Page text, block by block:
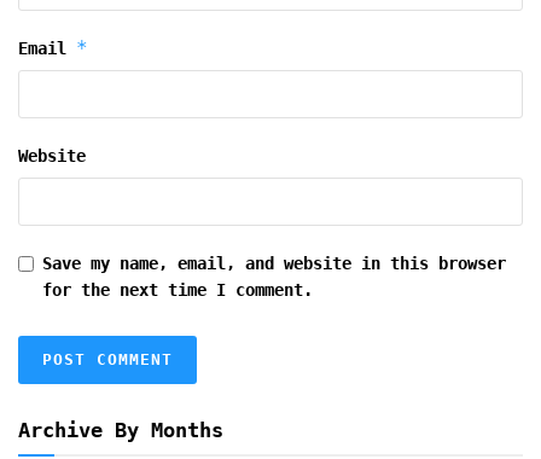
Email *
Website
Save my name, email, and website in this browser
for the next time I comment.
Archive By Months